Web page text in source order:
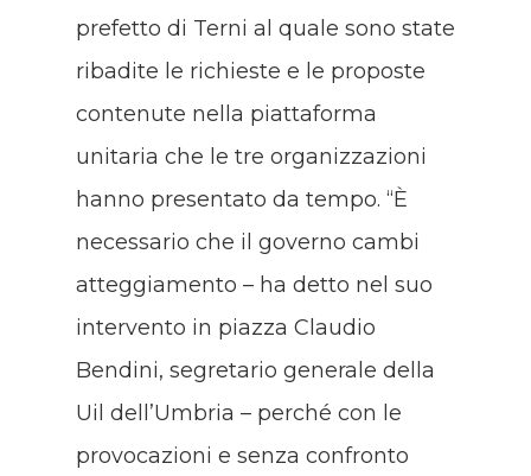
prefetto di Terni al quale sono state
ribadite le richieste e le proposte
contenute nella piattaforma
unitaria che le tre organizzazioni
hanno presentato da tempo. “È
necessario che il governo cambi
atteggiamento – ha detto nel suo
intervento in piazza Claudio
Bendini, segretario generale della
Uil dell’Umbria – perché con le
provocazioni e senza confronto